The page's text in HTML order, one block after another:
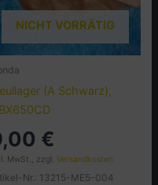
NICHT VORRÄTIG
(A Schwarz),
€
MwSt., zzgl. Versandkosten
Nr.: 13215-ME5-004